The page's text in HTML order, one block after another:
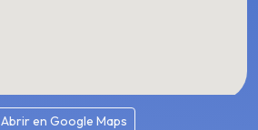
Abrir en Google Maps